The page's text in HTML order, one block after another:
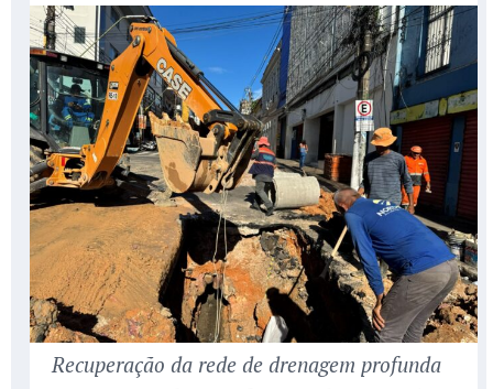
Recuperação da rede de drenagem profunda